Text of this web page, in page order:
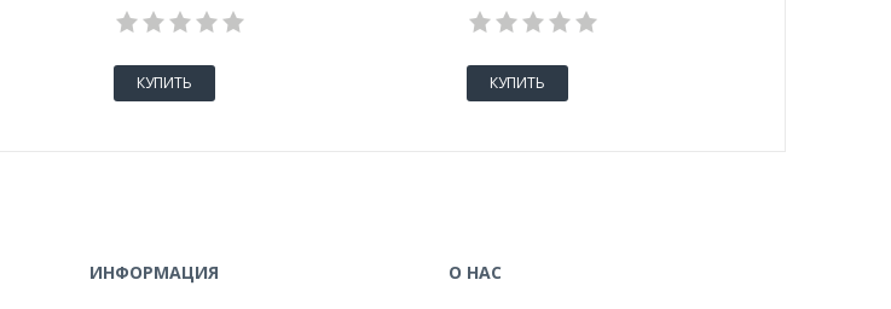
КУПИТЬ КУПИТЬ
ИНФОРМАЦИЯ О НАС